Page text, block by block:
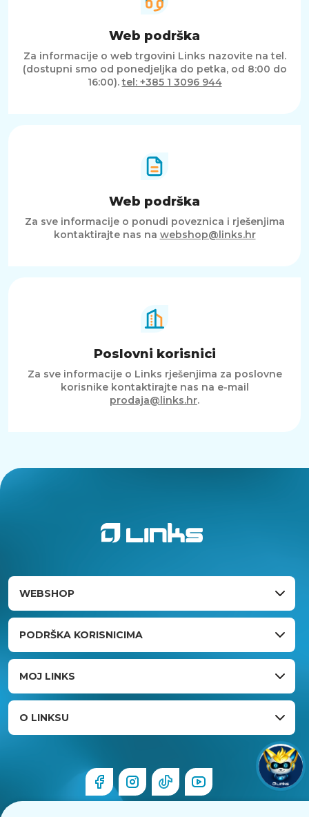
Web podrška
Za informacije o web trgovini Links nazovite na tel.
(dostupni smo od ponedjeljka do petka, od 8:00 do
16:00).tel: +385 1 3096 944
Web podrška
Za sve informacije o ponudi poveznica i rješenjima
kontaktirajte nas na webshop@links.hr
Poslovni korisnici
Za sve informacije o Links rješenjima za poslovne
korisnike kontaktirajte nas na e-mail
prodaja@links.hr.
WEBSHOP
PODRŠKA KORISNICIMA
MOJ LINKS
O LINKSU